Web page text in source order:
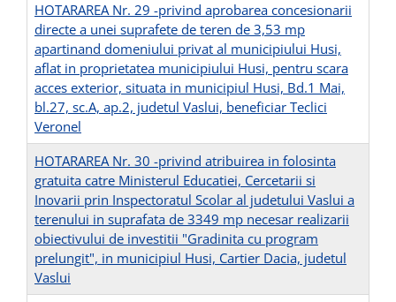
HOTARAREA Nr. 29 -privind aprobarea concesionarii
directe a unei suprafete de teren de 3,53 mp
apartinand domeniului privat al municipiului Husi,
aflat in proprietatea municipiului Husi, pentru scara
acces exterior, situata in municipiul Husi, Bd.1 Mai,
bl.27, sc.A, ap.2, judetul Vaslui, beneficiar Teclici
Veronel
HOTARAREA Nr. 30 -privind atribuirea in folosinta
gratuita catre Ministerul Educatiei, Cercetarii si
Inovarii prin Inspectoratul Scolar al judetului Vaslui a
terenului in suprafata de 3349 mp necesar realizarii
obiectivului de investitii "Gradinita cu program
prelungit", in municipiul Husi, Cartier Dacia, judetul
Vaslui